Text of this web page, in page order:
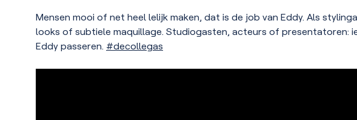
VRT NWS EDUbox
VRT Lees mee
Mensen mooi of net heel lelijk maken, dat is de job van Eddy. Als
looks of subtiele maquillage. Studiogasten, acteurs of presentatoren:
Eddy passeren. #decollegas